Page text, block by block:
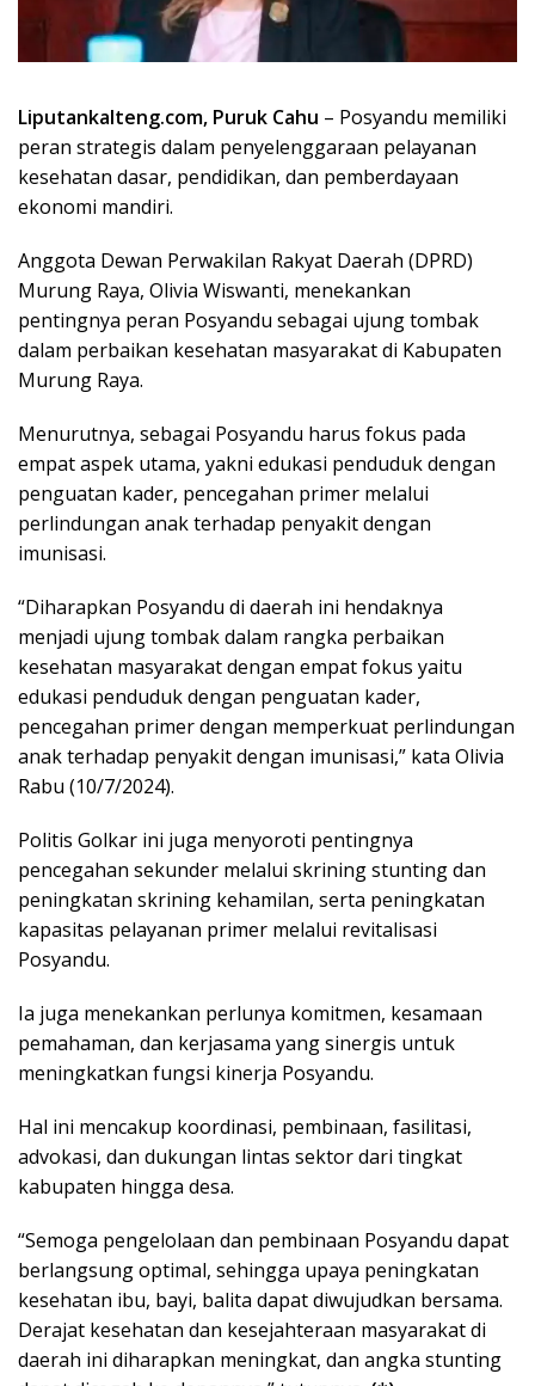
Liputankalteng.com, Puruk Cahu – Posyandu memiliki
peran strategis dalam penyelenggaraan pelayanan
kesehatan dasar, pendidikan, dan pemberdayaan
ekonomi mandiri.
Anggota Dewan Perwakilan Rakyat Daerah (DPRD)
Murung Raya, Olivia Wiswanti, menekankan
pentingnya peran Posyandu sebagai ujung tombak
dalam perbaikan kesehatan masyarakat di Kabupaten
Murung Raya.
Menurutnya, sebagai Posyandu harus fokus pada
empat aspek utama, yakni edukasi penduduk dengan
penguatan kader, pencegahan primer melalui
perlindungan anak terhadap penyakit dengan
imunisasi.
“Diharapkan Posyandu di daerah ini hendaknya
menjadi ujung tombak dalam rangka perbaikan
kesehatan masyarakat dengan empat fokus yaitu
edukasi penduduk dengan penguatan kader,
pencegahan primer dengan memperkuat perlindungan
anak terhadap penyakit dengan imunisasi,” kata Olivia
Rabu (10/7/2024).
Politis Golkar ini juga menyoroti pentingnya
pencegahan sekunder melalui skrining stunting dan
peningkatan skrining kehamilan, serta peningkatan
kapasitas pelayanan primer melalui revitalisasi
Posyandu.
Ia juga menekankan perlunya komitmen, kesamaan
pemahaman, dan kerjasama yang sinergis untuk
meningkatkan fungsi kinerja Posyandu.
Hal ini mencakup koordinasi, pembinaan, fasilitasi,
advokasi, dan dukungan lintas sektor dari tingkat
kabupaten hingga desa.
“Semoga pengelolaan dan pembinaan Posyandu dapat
berlangsung optimal, sehingga upaya peningkatan
kesehatan ibu, bayi, balita dapat diwujudkan bersama.
Derajat kesehatan dan kesejahteraan masyarakat di
daerah ini diharapkan meningkat, dan angka stunting